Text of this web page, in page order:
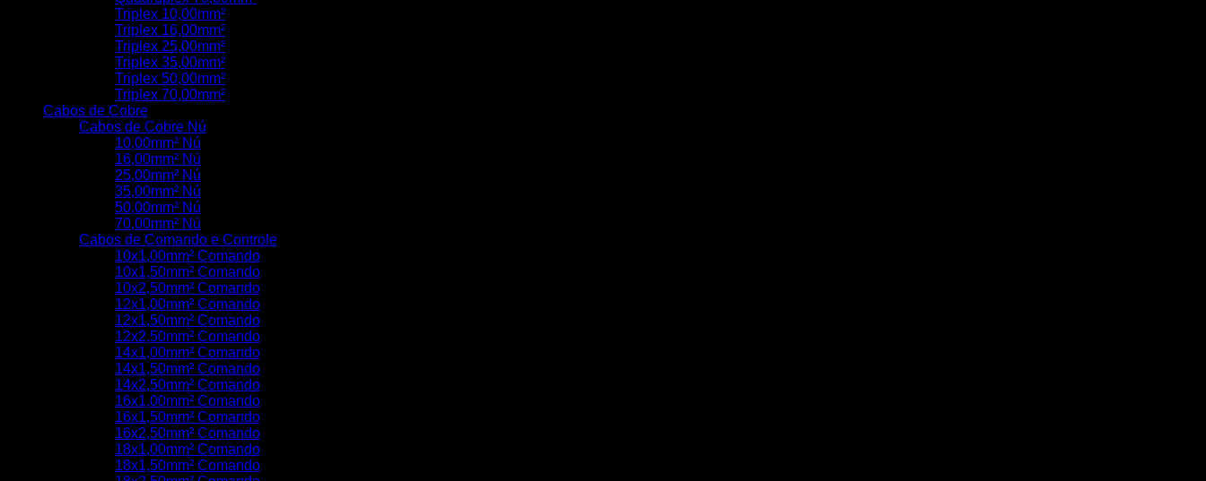
Triplex 10,00mm²
Triplex 16,00mm²
Triplex 25,00mm²
Triplex 35,00mm²
Triplex 50,00mm²
Triplex 70,00mm²
Cabos de Cobre
Cabos de Cobre Nú
10,00mm² Nú
16,00mm² Nú
25,00mm² Nú
35,00mm² Nú
50,00mm² Nú
70,00mm² Nú
Cabos de Comando e Controle
10x1,00mm² Comando
10x1,50mm² Comando
10x2,50mm² Comando
12x1,00mm² Comando
12x1,50mm² Comando
12x2,50mm² Comando
14x1,00mm² Comando
14x1,50mm² Comando
14x2,50mm² Comando
16x1,00mm² Comando
16x1,50mm² Comando
16x2,50mm² Comando
18x1,00mm² Comando
18x1,50mm² Comando